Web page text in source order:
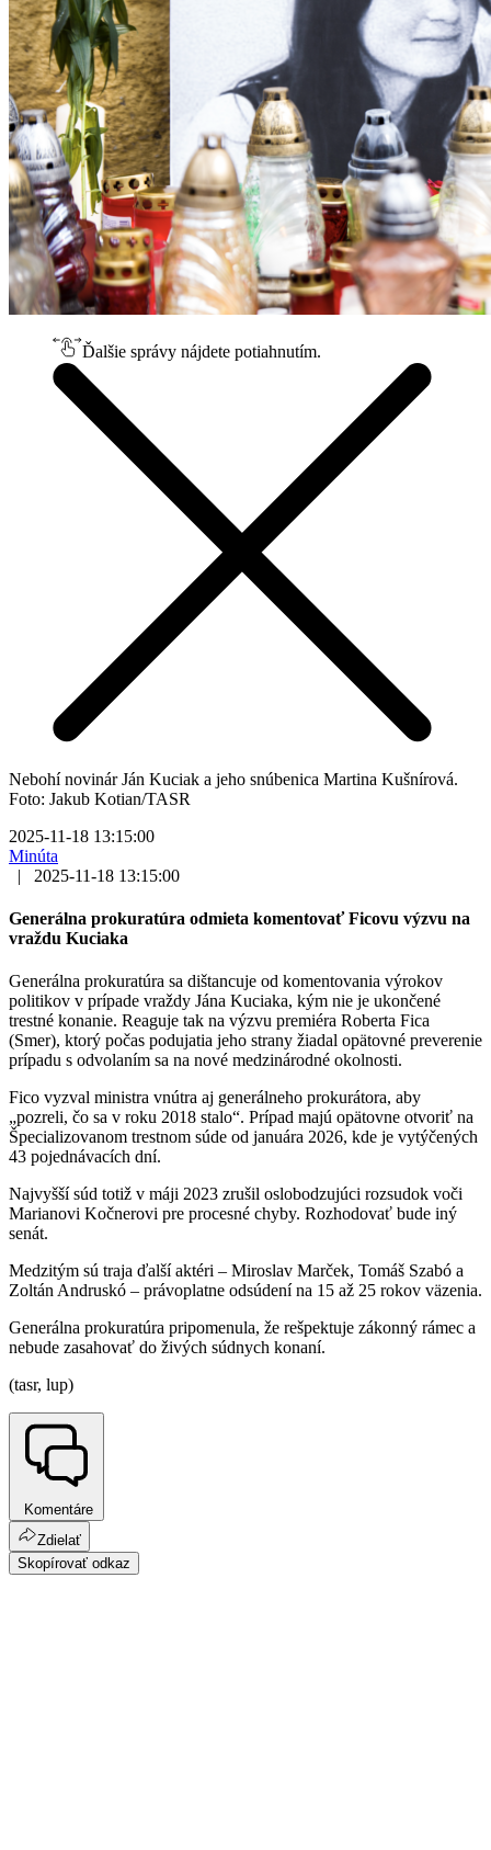
Ďalšie správy nájdete potiahnutím.
Nebohí novinár Ján Kuciak a jeho snúbenica Martina Kušnírová.
Foto: Jakub Kotian/TASR
2025-11-18 13:15:00
Minúta
|
2025-11-18 13:15:00
Generálna prokuratúra odmieta komentovať Ficovu výzvu na
vraždu Kuciaka
Generálna prokuratúra sa dištancuje od komentovania výrokov
politikov v prípade vraždy Jána Kuciaka, kým nie je ukončené
trestné konanie. Reaguje tak na výzvu premiéra Roberta Fica
(Smer), ktorý počas podujatia jeho strany žiadal opätovné preverenie
prípadu s odvolaním sa na nové medzinárodné okolnosti.
Fico vyzval ministra vnútra aj generálneho prokurátora, aby
„pozreli, čo sa v roku 2018 stalo“. Prípad majú opätovne otvoriť na
Špecializovanom trestnom súde od januára 2026, kde je vytýčených
43 pojednávacích dní.
Najvyšší súd totiž v máji 2023 zrušil oslobodzujúci rozsudok voči
Marianovi Kočnerovi pre procesné chyby. Rozhodovať bude iný
senát.
Medzitým sú traja ďalší aktéri – Miroslav Marček, Tomáš Szabó a
Zoltán Andruskó – právoplatne odsúdení na 15 až 25 rokov väzenia.
Generálna prokuratúra pripomenula, že rešpektuje zákonný rámec a
nebude zasahovať do živých súdnych konaní.
(tasr, lup)
Komentáre
Zdielať
Skopírovať odkaz